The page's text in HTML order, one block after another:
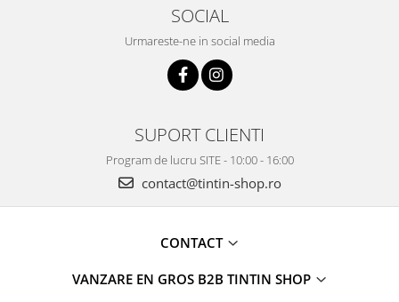
SOCIAL
Urmareste-ne in social media
SUPORT CLIENTI
Program de lucru SITE - 10:00 - 16:00
contact@tintin-shop.ro
CONTACT
VANZARE EN GROS B2B TINTIN SHOP